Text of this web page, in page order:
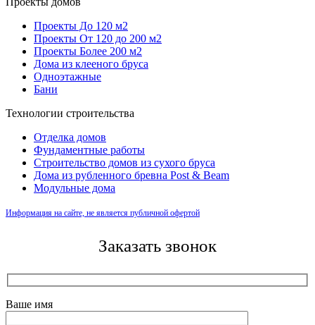
Проекты До 120 м2
Проекты От 120 до 200 м2
Проекты Более 200 м2
Дома из клееного бруса
Одноэтажные
Бани
Технологии строительства
Отделка домов
Фундаментные работы
Строительство домов из сухого бруса
Дома из рубленного бревна Post & Beam
Модульные дома
Информация на сайте, не является публичной офертой
Заказать звонок
Ваше имя